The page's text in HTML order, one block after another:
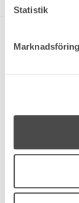
Statistik
Marknadsföring